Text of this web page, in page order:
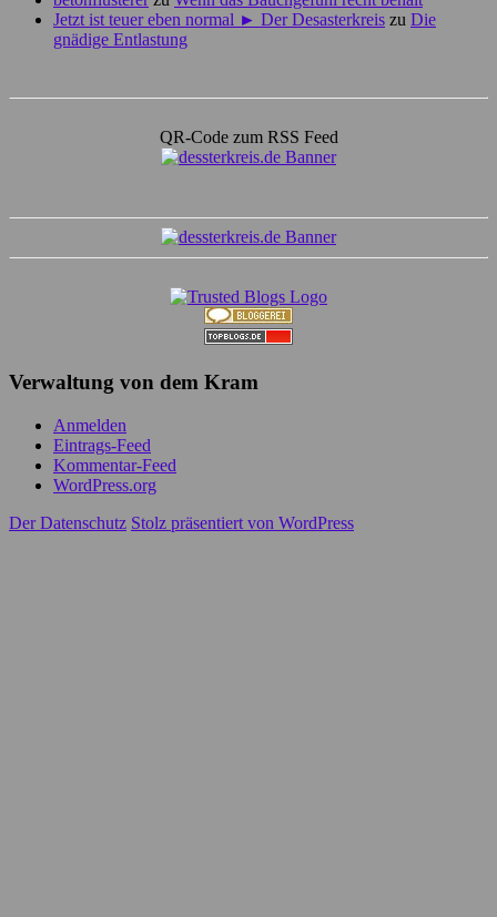
Jetzt ist teuer eben normal ► Der Desasterkreis zu Die
gnädige Entlastung
QR-Code zum RSS Feed
Verwaltung von dem Kram
Anmelden
Eintrags-Feed
Kommentar-Feed
WordPress.org
Der Datenschutz Stolz präsentiert von WordPress